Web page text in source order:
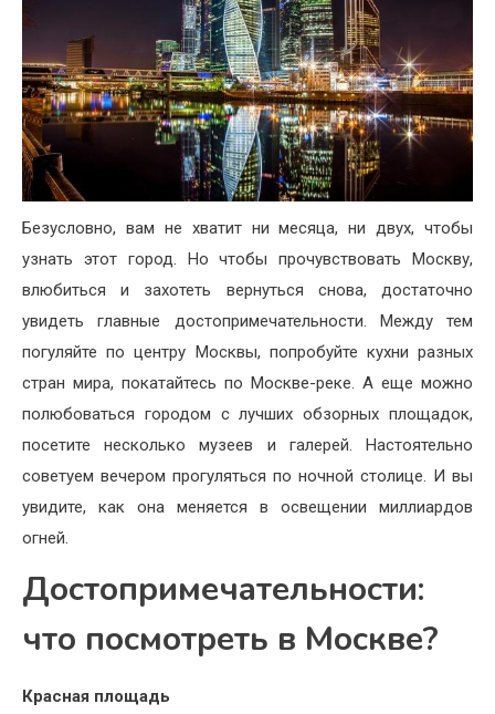
Безусловно, вам не хватит ни месяца, ни двух, чтобы
узнать этот город. Но чтобы прочувствовать Москву,
влюбиться и захотеть вернуться снова, достаточно
увидеть главные достопримечательности. Между тем
погуляйте по центру Москвы, попробуйте кухни разных
стран мира, покатайтесь по Москве-реке. А еще можно
полюбоваться городом с лучших обзорных площадок,
посетите несколько музеев и галерей. Настоятельно
советуем вечером прогуляться по ночной столице. И вы
увидите, как она меняется в освещении миллиардов
огней.
Достопримечательности:
что посмотреть в Москве?
Красная площадь